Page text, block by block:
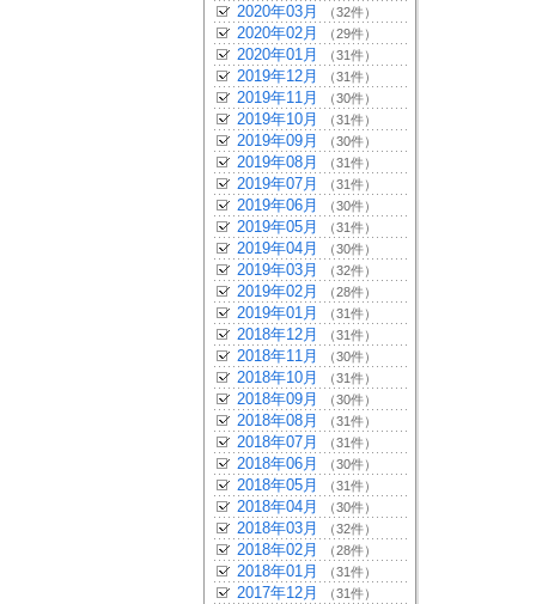
2020年03月 （32件）
2020年02月 （29件）
2020年01月 （31件）
2019年12月 （31件）
2019年11月 （30件）
2019年10月 （31件）
2019年09月 （30件）
2019年08月 （31件）
2019年07月 （31件）
2019年06月 （30件）
2019年05月 （31件）
2019年04月 （30件）
2019年03月 （32件）
2019年02月 （28件）
2019年01月 （31件）
2018年12月 （31件）
2018年11月 （30件）
2018年10月 （31件）
2018年09月 （30件）
2018年08月 （31件）
2018年07月 （31件）
2018年06月 （30件）
2018年05月 （31件）
2018年04月 （30件）
2018年03月 （32件）
2018年02月 （28件）
2018年01月 （31件）
2017年12月 （31件）